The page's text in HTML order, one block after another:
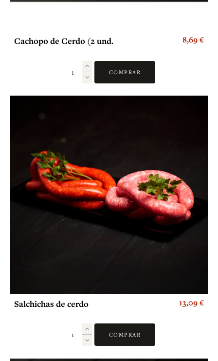
Cachopo de Cerdo (2 und. 8,69 €
COMPRAR
Salchichas de cerdo 13,09 €
COMPRAR